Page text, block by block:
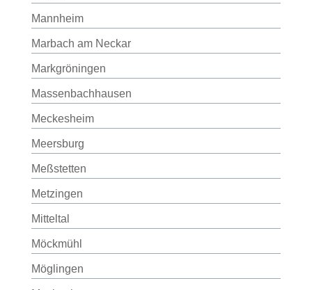
Mannheim
Marbach am Neckar
Markgröningen
Massenbachhausen
Meckesheim
Meersburg
Meßstetten
Metzingen
Mitteltal
Möckmühl
Möglingen